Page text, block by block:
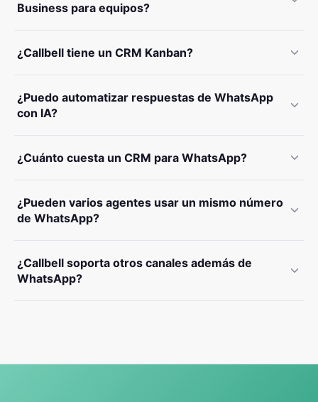
Business para equipos?
¿Callbell tiene un CRM Kanban?
¿Puedo automatizar respuestas de WhatsApp
con IA?
¿Cuánto cuesta un CRM para WhatsApp?
¿Pueden varios agentes usar un mismo número
de WhatsApp?
¿Callbell soporta otros canales además de
WhatsApp?